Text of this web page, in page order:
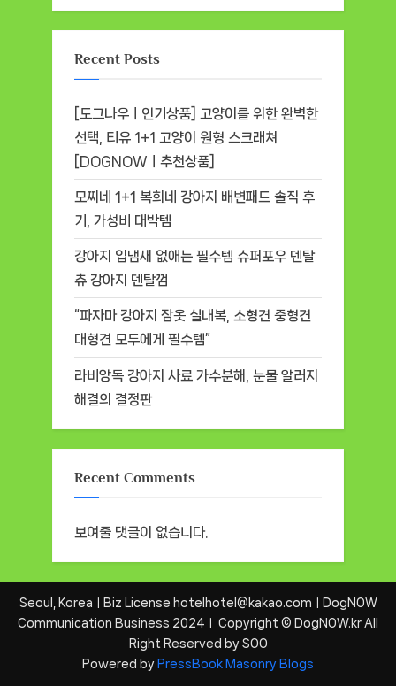
Recent Posts
[도그나우ㅣ인기상품] 고양이를 위한 완벽한
선택, 티유 1+1 고양이 원형 스크래쳐
[DOGNOWㅣ추천상품]
모찌네 1+1 복희네 강아지 배변패드 솔직 후
기, 가성비 대박템
강아지 입냄새 없애는 필수템 슈퍼포우 덴탈
츄 강아지 덴탈껌
“파자마 강아지 잠옷 실내복, 소형견 중형견
대형견 모두에게 필수템”
라비앙독 강아지 사료 가수분해, 눈물 알러지
해결의 결정판
Recent Comments
보여줄 댓글이 없습니다.
Seoul, KoreaㅣBiz License hotelhotel@kakao.comㅣDogNOW
Communication Business 2024ㅣ Copyright © DogNOW.kr All
Right Reserved by SOO
Powered by PressBook Masonry Blogs